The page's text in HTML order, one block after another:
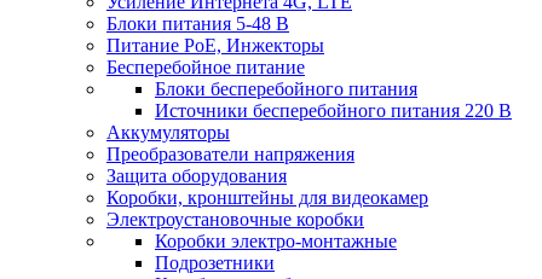
Блоки питания 5-48 В
Питание PoE, Инжекторы
Бесперебойное питание
Блоки бесперебойного питания
Источники бесперебойного питания 220 В
Аккумуляторы
Преобразователи напряжения
Защита оборудования
Коробки, кронштейны для видеокамер
Электроустановочные коробки
Коробки электро-монтажные
Подрозетники